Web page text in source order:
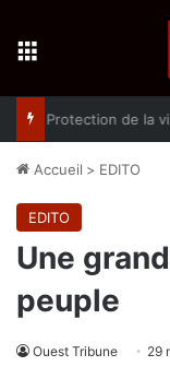
Accueil > EDITO
EDITO
Une
peuple
Ouest Tribune 29